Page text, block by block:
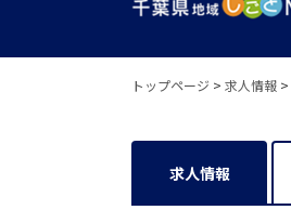
トップページ > 求人情報 >
求人情報